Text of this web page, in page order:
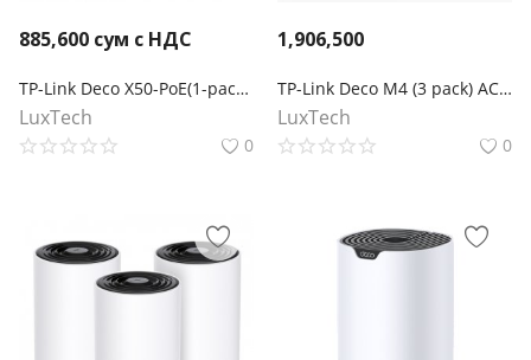
885,600 сум с НДС
TP-Link Deco X50-PoE(1-pack) Mesh-модуль AX3000 с поддержкой PoE
LuxTech
0
1,906,500
TP-Link Deco M4 (3 pack) AC1200 Домашняя Mesh Wi-Fi система
LuxTech
0